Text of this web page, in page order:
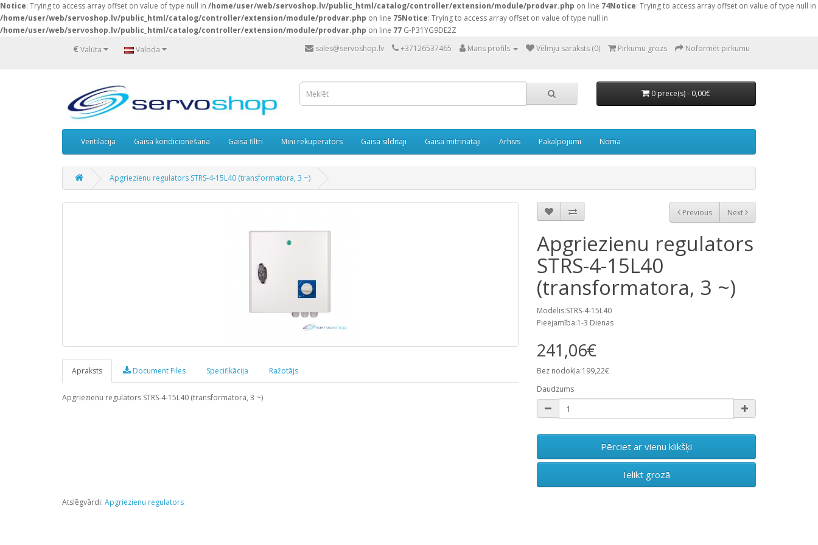
Notice: Trying to access array offset on value of type null in /home/user/web/servoshop.lv/public_html/catalog/controller/extension/module/prodvar.php on line 74Notice: Trying to access array offset on value of type null in
/home/user/web/servoshop.lv/public_html/catalog/controller/extension/module/prodvar.php on line 75Notice: Trying to access array offset on value of type null in
/home/user/web/servoshop.lv/public_html/catalog/controller/extension/module/prodvar.php on line 77 G-P31YG9DE2Z
€ Valūta Valoda sales@servoshop.lv +37126537465 Mans profils Vēlmju saraksts (0) Pirkumu grozs Noformēt pirkumu
0 prece(s) - 0,00€
Ventilācija Gaisa kondicionēšana Gaisa filtri Mini rekuperators Gaisa sildītāji Gaisa mitrinātāji Arhīvs Pakalpojumi Noma
Apgriezienu regulators STRS-4-15L40 (transformatora, 3 ~)
Apraksts Document Files Specifikācija Ražotājs
Apgriezienu regulators STRS-4-15L40 (transformatora, 3 ~)
Previous Next
Apgriezienu regulators
STRS-4-15L40
(transformatora, 3 ~)
Modelis:STRS-4-15L40
Pieejamība:1-3 Dienas
241,06€
Bez nodokļa:199,22€
Daudzums
Pērciet ar vienu klikšķi
Ielikt grozā
Atslēgvārdi: Apgriezienu regulators